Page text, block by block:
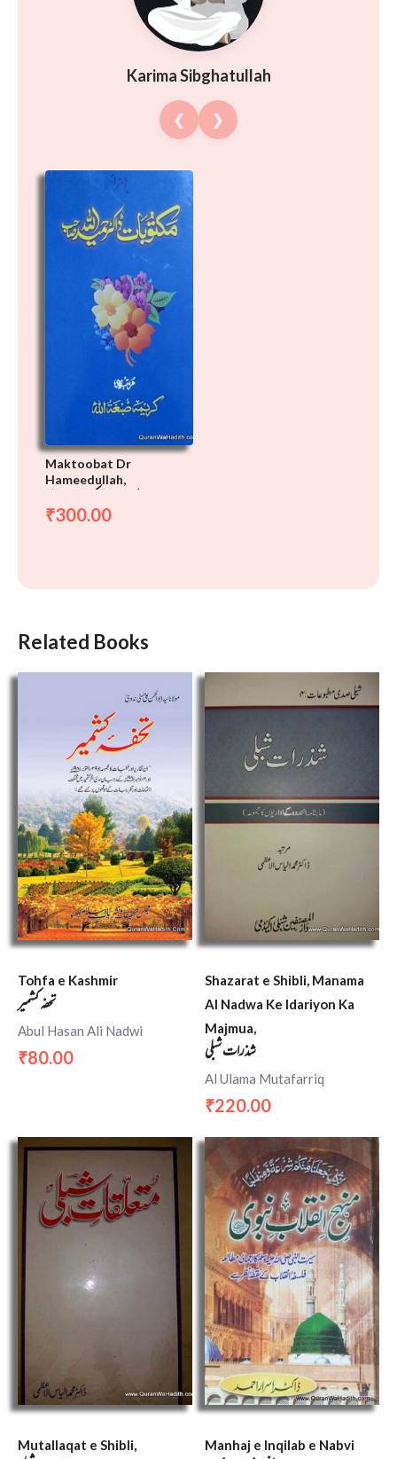
Karima Sibghatullah
❮ ❯
Maktoobat Dr
Hameedullah,
₹300.00
Related Books
Tohfa e Kashmir
تحفہ کشمیر
Abul Hasan Ali Nadwi
₹80.00
Shazarat e Shibli, Manama
Al Nadwa Ke Idariyon Ka
Majmua,
شذرات شبلی
Al Ulama Mutafarriq
₹220.00
Mutallaqat e Shibli, Manhaj e Inqilab e Nabvi